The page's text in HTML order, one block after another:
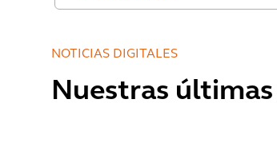
NOTICIAS DIGITALES
Nuestras